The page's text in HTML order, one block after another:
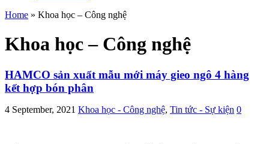
Home » Khoa học – Công nghệ
Khoa học – Công nghệ
HAMCO sản xuất mẫu mới máy gieo ngô 4 hàng
kết hợp bón phân
4 September, 2021 Khoa học - Công nghệ, Tin tức - Sự kiện 0